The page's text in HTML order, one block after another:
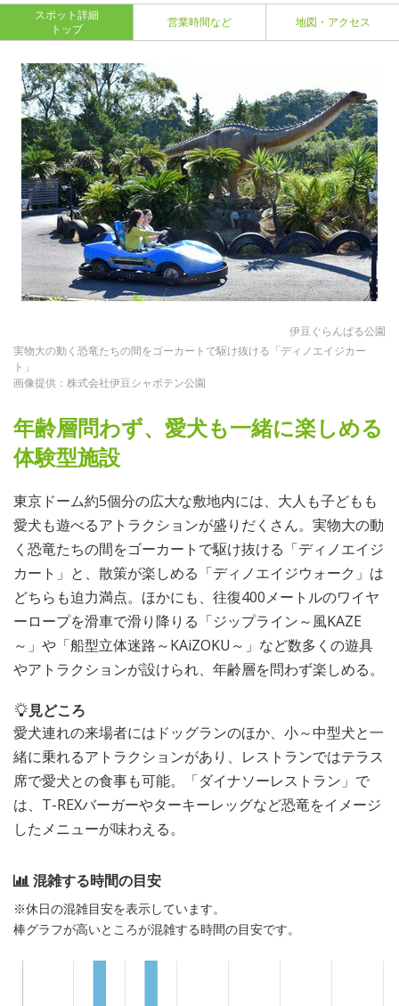
スポット詳細
トップ
営業時間など 地図・アクセス
伊豆ぐらんぱる公園
実物大の動く恐竜たちの間をゴーカートで駆け抜ける「ディノエイジカー
ト」
画像提供：株式会社伊豆シャボテン公園
年齢層問わず、愛犬も一緒に楽しめる
体験型施設
東京ドーム約5個分の広大な敷地内には、大人も子どもも
愛犬も遊べるアトラクションが盛りだくさん。実物大の動
く恐竜たちの間をゴーカートで駆け抜ける「ディノエイジ
カート」と、散策が楽しめる「ディノエイジウォーク」は
どちらも迫力満点。ほかにも、往復400メートルのワイヤ
ーロープを滑車で滑り降りる「ジップライン～風KAZE
～」や「船型立体迷路～KAiZOKU～」など数多くの遊具
やアトラクションが設けられ、年齢層を問わず楽しめる。
見どころ
愛犬連れの来場者にはドッグランのほか、小～中型犬と一
緒に乗れるアトラクションがあり、レストランではテラス
席で愛犬との食事も可能。「ダイナソーレストラン」で
は、T-REXバーガーやターキーレッグなど恐竜をイメージ
したメニューが味わえる。
混雑する時間の目安
※休日の混雑目安を表示しています。
棒グラフが高いところが混雑する時間の目安です。